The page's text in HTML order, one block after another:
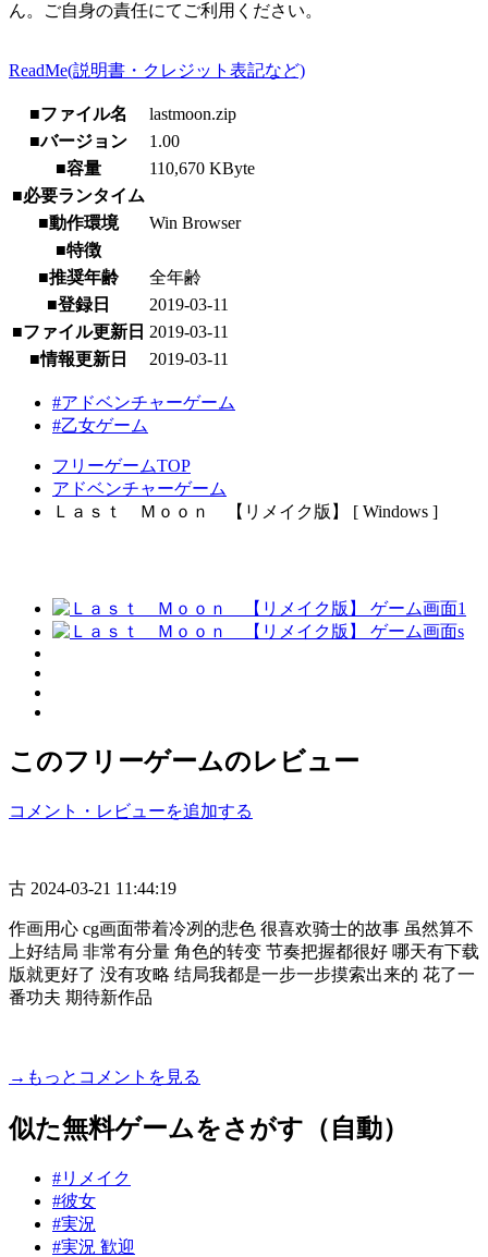
ん。ご自身の責任にてご利用ください。
ReadMe(説明書・クレジット表記など)
■ファイル名
lastmoon.zip
■バージョン
1.00
■容量
110,670 KByte
■必要ランタイム
■動作環境
Win Browser
■特徴
■推奨年齢
全年齢
■登録日
2019-03-11
■ファイル更新日 2019-03-11
■情報更新日
2019-03-11
#アドベンチャーゲーム
#乙女ゲーム
フリーゲームTOP
アドベンチャーゲーム
Ｌａｓｔ Ｍｏｏｎ 【リメイク版】 [ Windows ]
このフリーゲームのレビュー
コメント・レビューを追加する
古 2024-03-21 11:44:19
作画用心 cg画面带着冷冽的悲色 很喜欢骑士的故事 虽然算不
上好结局 非常有分量 角色的转变 节奏把握都很好 哪天有下载
版就更好了 没有攻略 结局我都是一步一步摸索出来的 花了一
番功夫 期待新作品
→もっとコメントを見る
似た無料ゲームをさがす（自動）
#リメイク
#彼女
#実況
#実況 歓迎